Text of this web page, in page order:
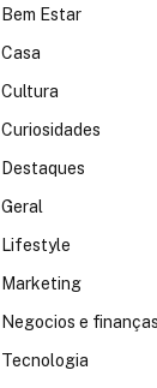
Bem Estar
Casa
Cultura
Curiosidades
Destaques
Geral
Lifestyle
Marketing
Negocios e finanças
Tecnologia